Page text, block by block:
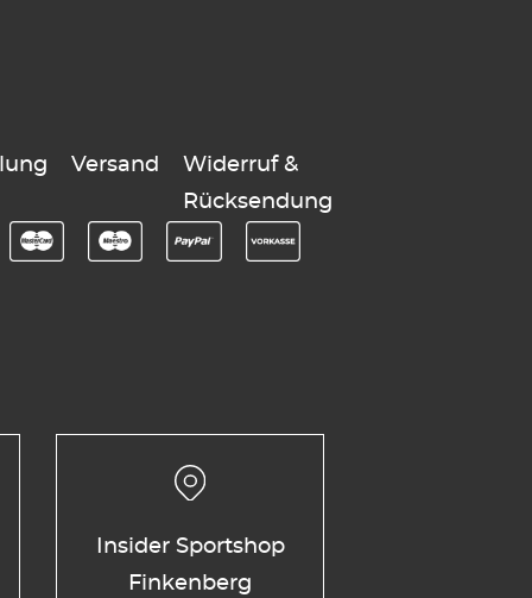
Versand
Widerruf &
Rücksendung
Insider Sportshop
Finkenberg